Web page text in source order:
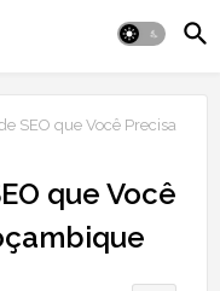
SEO que Você Precisa
que Você